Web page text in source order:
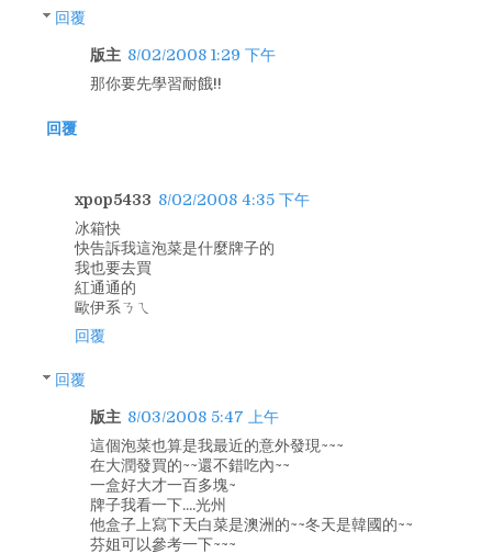
回覆
版主 8/02/2008 1:29 下午
那你要先學習耐餓!!
回覆
xpop5433 8/02/2008 4:35 下午
冰箱快
快告訴我這泡菜是什麼牌子的
我也要去買
紅通通的
歐伊系ㄋㄟ
回覆
回覆
版主 8/03/2008 5:47 上午
這個泡菜也算是我最近的意外發現~~~
在大潤發買的~~還不錯吃內~~
一盒好大才一百多塊~
牌子我看一下....光州
他盒子上寫下天白菜是澳洲的~~冬天是韓國的~~
芬姐可以參考一下~~~